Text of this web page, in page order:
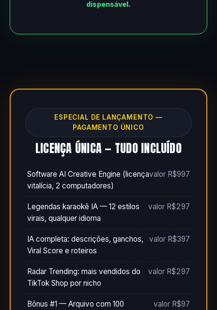
dispensável.
ESPECIAL DE LANÇAMENTO —
PAGAMENTO ÚNICO
LICENÇA ÚNICA — TUDO INCLUÍDO
Software AI Creative Engine (licença
vitalícia, 2 computadores)
valor R$997
Legendas karaokê IA — 12 estilos
virais, qualquer idioma
valor R$297
IA completa: descrições, ganchos,
Viral Score e roteiros
valor R$397
Radar Trending: mais vendidos do
TikTok Shop por nicho
valor R$297
Bônus #1 — Arquivo com 100 valor R$97